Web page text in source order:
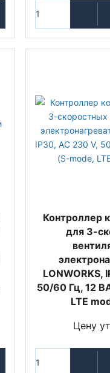
Контроллер
для 3-
LONWORKS,
50/60 Гц, 12
LTE
Цену